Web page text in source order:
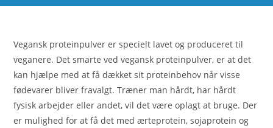
Vegansk proteinpulver er specielt lavet og produceret til
veganere. Det smarte ved vegansk proteinpulver, er at det
kan hjælpe med at få dækket sit proteinbehov når visse
fødevarer bliver fravalgt. Træner man hårdt, har hårdt
fysisk arbejder eller andet, vil det være oplagt at bruge. Der
er mulighed for at få det med ærteprotein, sojaprotein og